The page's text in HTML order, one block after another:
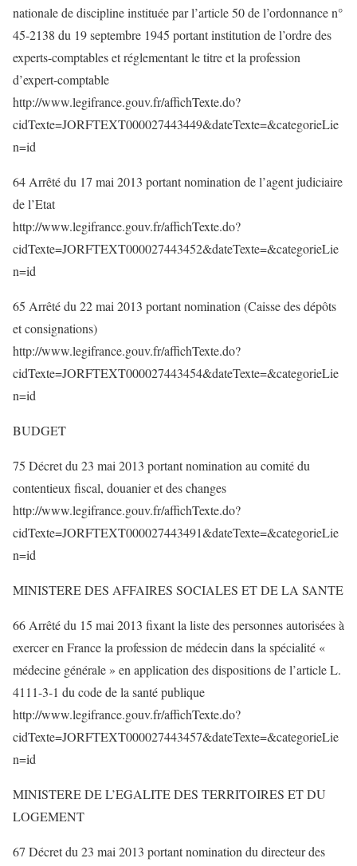
nationale de discipline instituée par l’article 50 de l’ordonnance n°
45-2138 du 19 septembre 1945 portant institution de l’ordre des
experts-comptables et réglementant le titre et la profession
d’expert-comptable
http://www.legifrance.gouv.fr/affichTexte.do?
cidTexte=JORFTEXT000027443449&dateTexte=&categorieLie
n=id
64 Arrêté du 17 mai 2013 portant nomination de l’agent judiciaire
de l’Etat
http://www.legifrance.gouv.fr/affichTexte.do?
cidTexte=JORFTEXT000027443452&dateTexte=&categorieLie
n=id
65 Arrêté du 22 mai 2013 portant nomination (Caisse des dépôts
et consignations)
http://www.legifrance.gouv.fr/affichTexte.do?
cidTexte=JORFTEXT000027443454&dateTexte=&categorieLie
n=id
BUDGET
75 Décret du 23 mai 2013 portant nomination au comité du
contentieux fiscal, douanier et des changes
http://www.legifrance.gouv.fr/affichTexte.do?
cidTexte=JORFTEXT000027443491&dateTexte=&categorieLie
n=id
MINISTERE DES AFFAIRES SOCIALES ET DE LA SANTE
66 Arrêté du 15 mai 2013 fixant la liste des personnes autorisées à
exercer en France la profession de médecin dans la spécialité «
médecine générale » en application des dispositions de l’article L.
4111-3-1 du code de la santé publique
http://www.legifrance.gouv.fr/affichTexte.do?
cidTexte=JORFTEXT000027443457&dateTexte=&categorieLie
n=id
MINISTERE DE L’EGALITE DES TERRITOIRES ET DU
LOGEMENT
67 Décret du 23 mai 2013 portant nomination du directeur des